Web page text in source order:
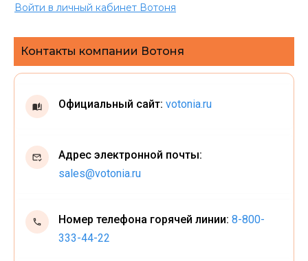
Войти в личный кабинет Вотоня
Контакты компании Вотоня
Официальный сайт: votonia.ru
Адрес электронной почты:
sales@votonia.ru
Номер телефона горячей линии: 8-800-
333-44-22